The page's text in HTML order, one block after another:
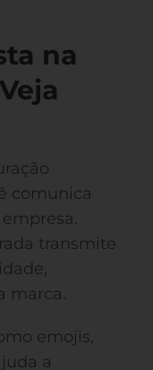
na
comunica
transmite
marca.
emojis,
a